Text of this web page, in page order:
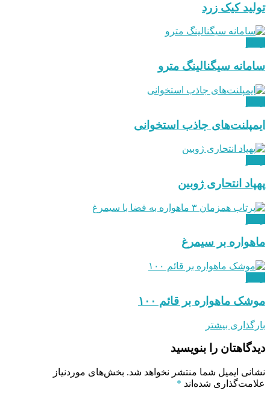
تولید کیک زرد
سامانه سیگنالینگ مترو
ایمپلنت‌های جاذب استخوانی
پهپاد انتحاری ژوبین
ماهواره بر سیمرغ
موشک ماهواره بر قائم ۱۰۰
بارگذاری بیشتر
دیدگاهتان را بنویسید
نشانی ایمیل شما منتشر نخواهد شد. بخش‌های موردنیاز
علامت‌گذاری شده‌اند *